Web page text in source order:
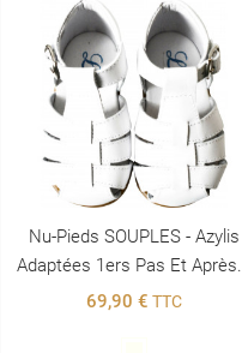
Nu-Pieds SOUPLES - Azylis
Adaptées 1ers Pas Et Après...
69,90 € TTC